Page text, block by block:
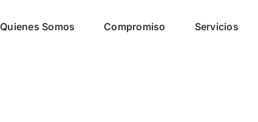
Quienes Somos Compromiso Servicios